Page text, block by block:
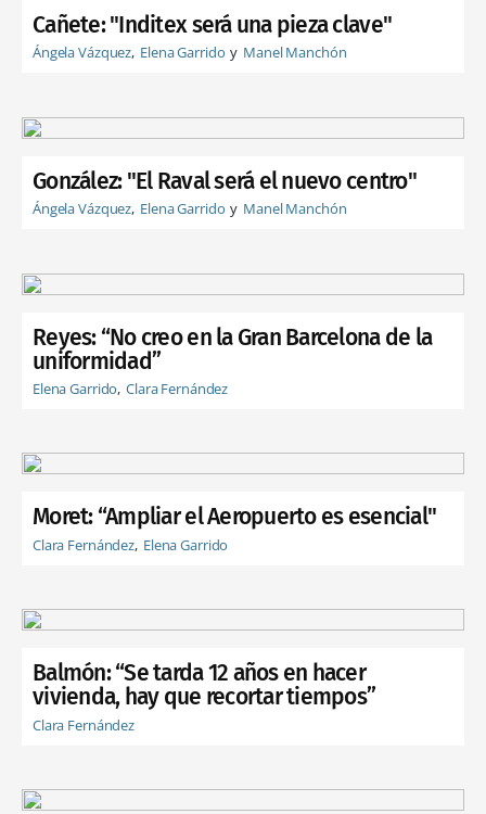
Cañete: "Inditex será una pieza clave"
Ángela Vázquez Elena Garrido Manel Manchón
González: "El Raval será el nuevo centro"
Ángela Vázquez Elena Garrido Manel Manchón
Reyes: “No creo en la Gran Barcelona de la
uniformidad”
Elena Garrido Clara Fernández
Moret: “Ampliar el Aeropuerto es esencial"
Clara Fernández Elena Garrido
Balmón: “Se tarda 12 años en hacer
vivienda, hay que recortar tiempos”
Clara Fernández